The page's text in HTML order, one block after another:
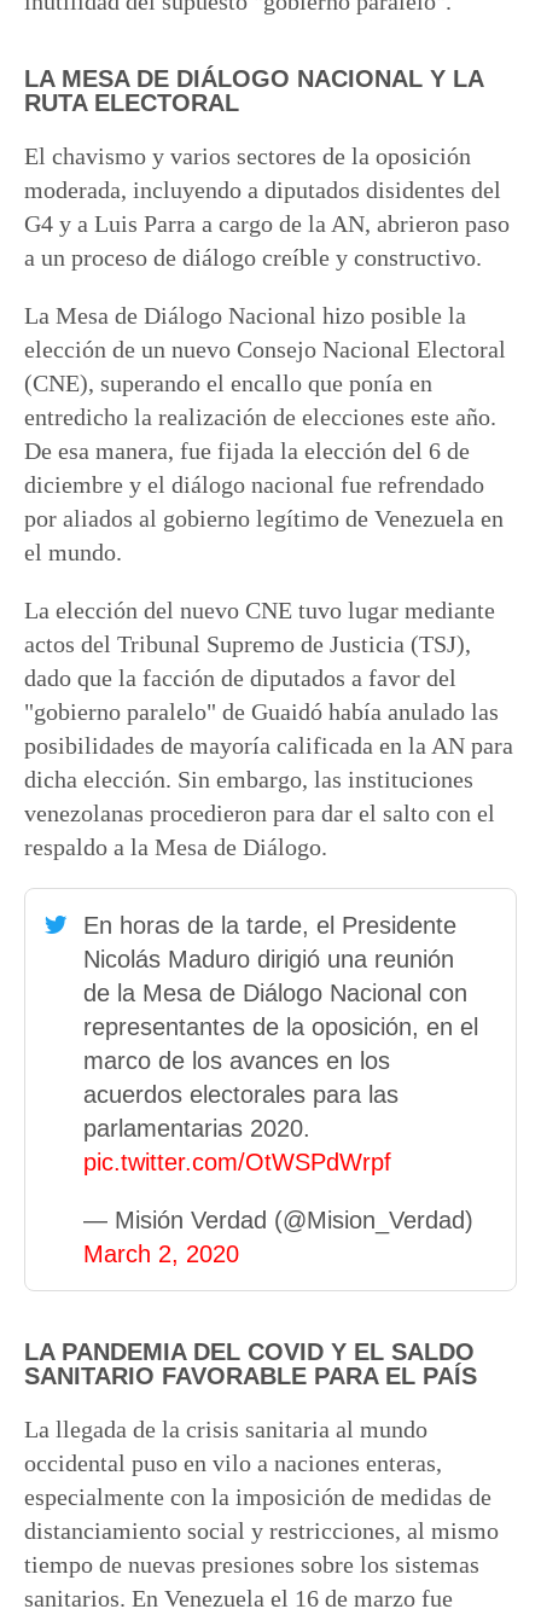
LA MESA DE DIÁLOGO NACIONAL Y LA
RUTA ELECTORAL
El chavismo y varios sectores de la oposición
moderada, incluyendo a diputados disidentes del
G4 y a Luis Parra a cargo de la AN, abrieron paso
a un proceso de diálogo creíble y constructivo.
La Mesa de Diálogo Nacional hizo posible la
elección de un nuevo Consejo Nacional Electoral
(CNE), superando el encallo que ponía en
entredicho la realización de elecciones este año.
De esa manera, fue fijada la elección del 6 de
diciembre y el diálogo nacional fue refrendado
por aliados al gobierno legítimo de Venezuela en
el mundo.
La elección del nuevo CNE tuvo lugar mediante
actos del Tribunal Supremo de Justicia (TSJ),
dado que la facción de diputados a favor del
"gobierno paralelo" de Guaidó había anulado las
posibilidades de mayoría calificada en la AN para
dicha elección. Sin embargo, las instituciones
venezolanas procedieron para dar el salto con el
respaldo a la Mesa de Diálogo.
En horas de la tarde, el Presidente
Nicolás Maduro dirigió una reunión
de la Mesa de Diálogo Nacional con
representantes de la oposición, en el
marco de los avances en los
acuerdos electorales para las
parlamentarias 2020.
pic.twitter.com/OtWSPdWrpf
— Misión Verdad (@Mision_Verdad)
March 2, 2020
LA PANDEMIA DEL COVID Y EL SALDO
SANITARIO FAVORABLE PARA EL PAÍS
La llegada de la crisis sanitaria al mundo
occidental puso en vilo a naciones enteras,
especialmente con la imposición de medidas de
distanciamiento social y restricciones, al mismo
tiempo de nuevas presiones sobre los sistemas
sanitarios. En Venezuela el 16 de marzo fue